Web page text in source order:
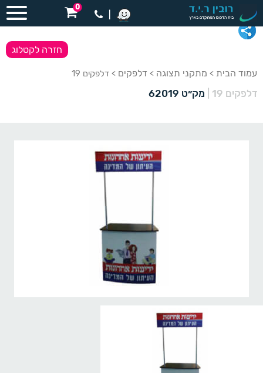
0
עמוד הבית > מתקני תצוגה > דלפקים > דלפקים 19
דלפקים 19 מק״ט 62019
חזרה לקטלוג